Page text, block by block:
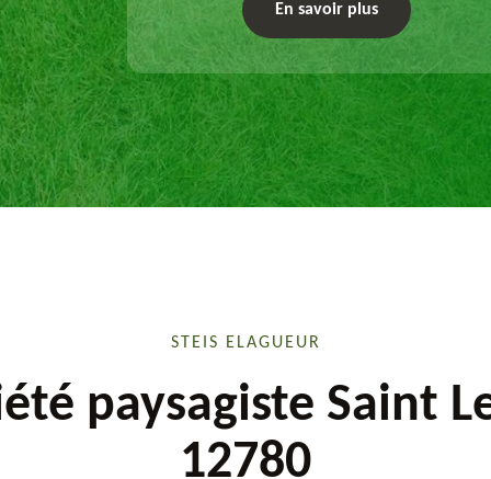
En savoir plus
STEIS ELAGUEUR
paysagiste Saint
12780